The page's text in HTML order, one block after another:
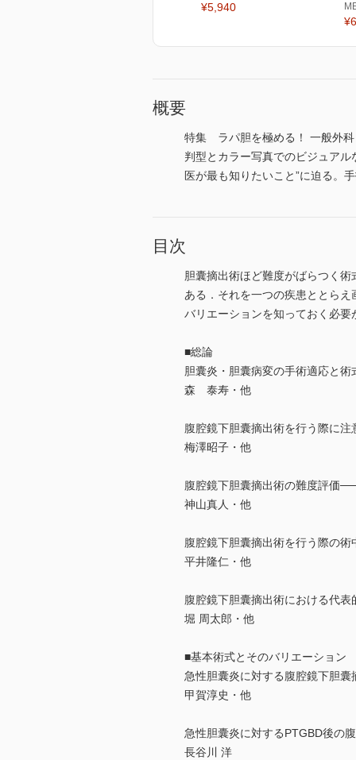
¥5,940
概要
特集 ラパ胆を極める！ 一般外科
判型とカラー写真でのビジュア
医が最も知りたいこと”に迫る。
目次
胆囊摘出術ほど難度がばらつく
ある．それを一つの疾患ととら
バリエーションを知っておく必
■総論
胆囊炎・胆囊病変の手術適応と術
森 泰寿・他
腹腔鏡下胆囊摘出術を行う際に
梅澤昭子・他
腹腔鏡下胆囊摘出術の難度評価
神山真人・他
腹腔鏡下胆囊摘出術を行う際の
平井隆仁・他
腹腔鏡下胆囊摘出術における代
堀 周太郎・他
■基本術式とそのバリエーション
急性胆囊炎に対する腹腔鏡下胆囊
甲賀淳史・他
急性胆囊炎に対するPTGBD後の
長谷川 洋